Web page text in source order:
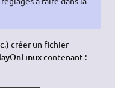
créer un fichier
contenant :